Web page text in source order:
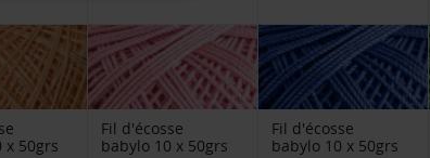
x 50grs
Fil d'écosse
babylo 10 x 50grs
Fil d'écosse
babylo 10 x 50grs